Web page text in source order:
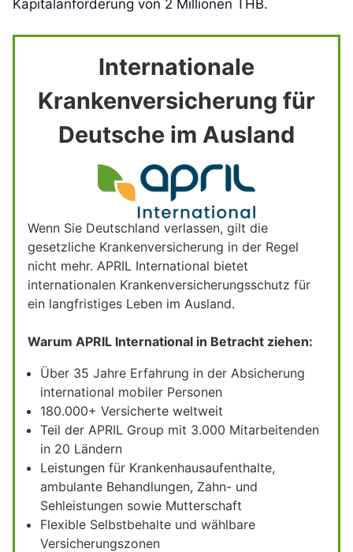
Kapitalanforderung von 2 Millionen THB.
Internationale
Krankenversicherung für
Deutsche im Ausland
Wenn Sie Deutschland verlassen, gilt die
gesetzliche Krankenversicherung in der Regel
nicht mehr. APRIL International bietet
internationalen Krankenversicherungsschutz für
ein langfristiges Leben im Ausland.
Warum APRIL International in Betracht ziehen:
Über 35 Jahre Erfahrung in der Absicherung
international mobiler Personen
180.000+ Versicherte weltweit
Teil der APRIL Group mit 3.000 Mitarbeitenden
in 20 Ländern
Leistungen für Krankenhausaufenthalte,
ambulante Behandlungen, Zahn- und
Sehleistungen sowie Mutterschaft
Flexible Selbstbehalte und wählbare
Versicherungszonen